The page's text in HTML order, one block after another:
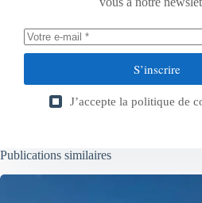
S’inscrire
J’accepte la politique de
Publications similaires